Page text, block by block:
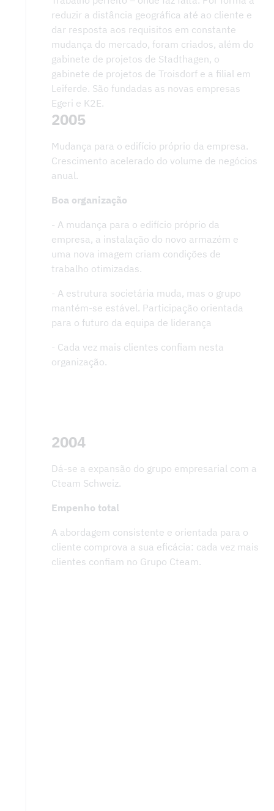
reduzir a distância geográfica até ao cliente e
dar resposta aos requisitos em constante
mudança do mercado, foram criados, além do
gabinete de projetos de Stadthagen, o
gabinete de projetos de Troisdorf e a filial em
Leiferde. São fundadas as novas empresas
Egeri e K2E.
2005
Mudança para o edifício próprio da empresa.
Crescimento acelerado do volume de negócios
anual.
Boa organização
- A mudança para o edifício próprio da
empresa, a instalação do novo armazém e
uma nova imagem criam condições de
trabalho otimizadas.
- A estrutura societária muda, mas o grupo
mantém-se estável. Participação orientada
para o futuro da equipa de liderança
- Cada vez mais clientes confiam nesta
organização.
2004
Dá-se a expansão do grupo empresarial com a
Cteam Schweiz.
Empenho total
A abordagem consistente e orientada para o
cliente comprova a sua eficácia: cada vez mais
clientes confiam no Grupo Cteam.